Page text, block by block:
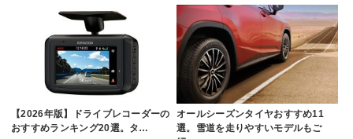
【2026年版】ドライブレコーダーの
おすすめランキング20選。タ…
オールシーズンタイヤおすすめ11
選。雪道を走りやすいモデルもご